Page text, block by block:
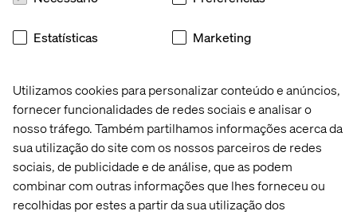
Utilizamos cookies para personalizar conteúdo e anúncios,
fornecer funcionalidades de redes sociais e analisar o
nosso tráfego. Também partilhamos informações acerca da
sua utilização do site com os nossos parceiros de redes
sociais, de publicidade e de análise, que as podem
combinar com outras informações que lhes forneceu ou
recolhidas por estes a partir da sua utilização dos
Estatísticas Marketing
É preciso obtero compromisso da organização. Para
fazer mudanças organizacionais,é também vital incluir
as principais partes interessadas na decisão para que
elas estejam plenamente conscientes dos benefícios e
desafios que esse processotrará. Certifique-se de que
você tem oapoiopara tomar as decisões necessárias
desde o início.